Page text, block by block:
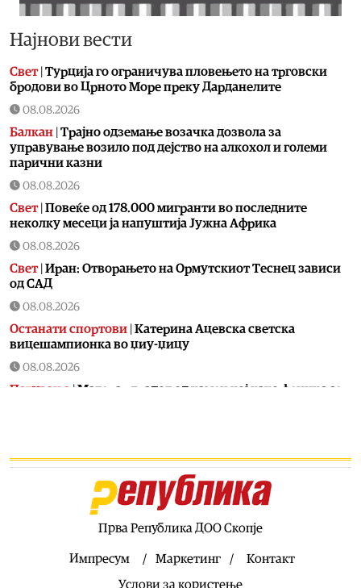
Најнови вести
Свет| Турција го ограничува пловењето на трговски
бродови во Црното Море преку Дарданелите
08.08.2026
Балкан Трајно одземање возачка дозвола за
управување возило под дејство на алкохол и големи
парични казни
08.08.2026
Свет| Повеќе од 178.000 мигранти во последните
неколку месеци ја напуштија Јужна Африка
08.08.2026
Свет| Иран: Отворањето на Ормутскиот Теснец зависи
од САД
08.08.2026
Останати спортови Катерина Ацевска светска
вицешампионка во џиу-џицу
08.08.2026
Патувања |Матера – градот од камен кој како феникс се
Меморандум за соработка меѓу Делчево и
општините Новело, Монфорте д’Алба и Родино од
Прва Република ДОО Скопје
Импресум Маркетинг
Контакт
Услови за користење